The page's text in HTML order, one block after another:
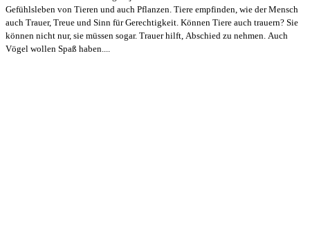
Gefühlsleben von Tieren und auch Pflanzen. Tiere empfinden, wie der Mensch
auch Trauer, Treue und Sinn für Gerechtigkeit. Können Tiere auch trauern? Sie
können nicht nur, sie müssen sogar. Trauer hilft, Abschied zu nehmen. Auch
Vögel wollen Spaß haben....